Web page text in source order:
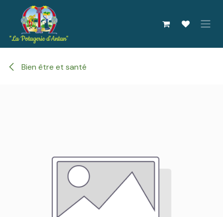
Se rendre au contenu
Bien être et santé